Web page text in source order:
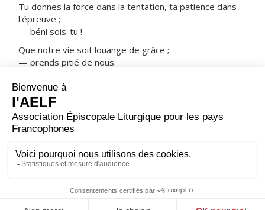
Tu donnes la force dans la tentation, ta patience dans
l'épreuve ;
— béni sois-tu !
Que notre vie soit louange de grâce ;
— prends pitié de nous.
NOTRE PÈRE
ORAISON
sang de ton Fils, rappelle à ton peuple le pardon que tu
lui offres, et rends-lui la joie d'être sauvé.